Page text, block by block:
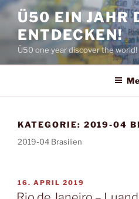
Zum
Inhalt
springen
Ü50 EIN JAHR
ENTDECKEN!
Ü50 one year discover the world!
KATEGORIE: 2019-04
2019-04 Brasilien
VERÖFFENTLICHT
AM
16. APRIL 2019